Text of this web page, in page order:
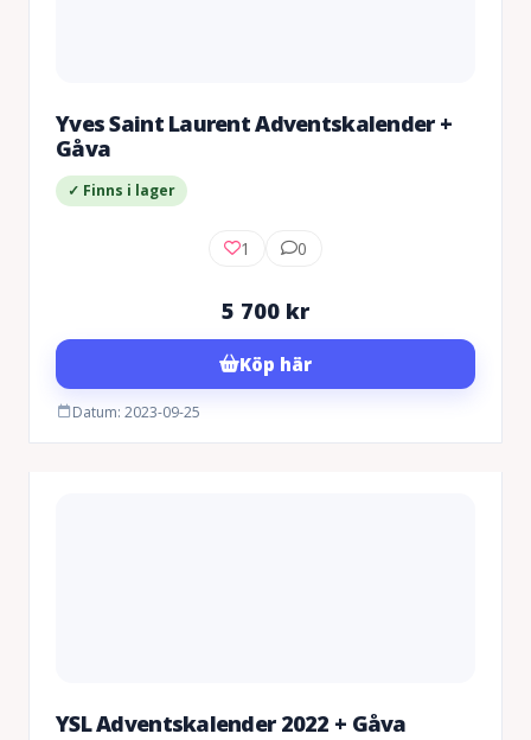
Yves Saint Laurent Adventskalender +
Gåva
✓ Finns i lager
1 0
5 700 kr
Köp här
Datum: 2023-09-25
YSL Adventskalender 2022 + Gåva